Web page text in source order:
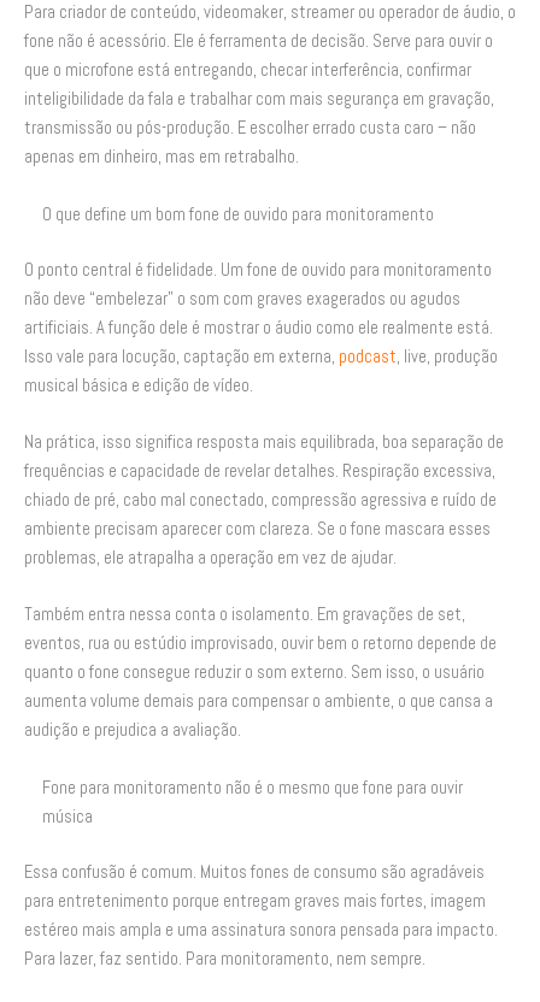
Para criador de conteúdo, videomaker, streamer ou operador de áudio, o
fone não é acessório. Ele é ferramenta de decisão. Serve para ouvir o
que o microfone está entregando, checar interferência, confirmar
inteligibilidade da fala e trabalhar com mais segurança em gravação,
transmissão ou pós-produção. E escolher errado custa caro – não
apenas em dinheiro, mas em retrabalho.
O que define um bom fone de ouvido para monitoramento
O ponto central é fidelidade. Um fone de ouvido para monitoramento
não deve “embelezar” o som com graves exagerados ou agudos
artificiais. A função dele é mostrar o áudio como ele realmente está.
Isso vale para locução, captação em externa, podcast, live, produção
musical básica e edição de vídeo.
Na prática, isso significa resposta mais equilibrada, boa separação de
frequências e capacidade de revelar detalhes. Respiração excessiva,
chiado de pré, cabo mal conectado, compressão agressiva e ruído de
ambiente precisam aparecer com clareza. Se o fone mascara esses
problemas, ele atrapalha a operação em vez de ajudar.
Também entra nessa conta o isolamento. Em gravações de set,
eventos, rua ou estúdio improvisado, ouvir bem o retorno depende de
quanto o fone consegue reduzir o som externo. Sem isso, o usuário
aumenta volume demais para compensar o ambiente, o que cansa a
audição e prejudica a avaliação.
Fone para monitoramento não é o mesmo que fone para ouvir
música
Essa confusão é comum. Muitos fones de consumo são agradáveis
para entretenimento porque entregam graves mais fortes, imagem
estéreo mais ampla e uma assinatura sonora pensada para impacto.
Para lazer, faz sentido. Para monitoramento, nem sempre.